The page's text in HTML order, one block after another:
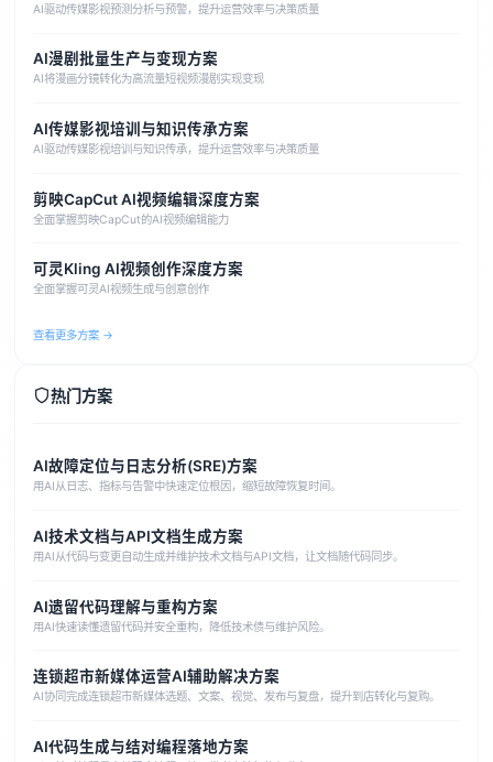
AI驱动传媒影视预测分析与预警，提升运营效率与决策质量
AI漫剧批量生产与变现方案
AI将漫画分镜转化为高流量短视频漫剧实现变现
AI传媒影视培训与知识传承方案
AI驱动传媒影视培训与知识传承，提升运营效率与决策质量
剪映CapCut AI视频编辑深度方案
全面掌握剪映CapCut的AI视频编辑能力
可灵Kling AI视频创作深度方案
全面掌握可灵AI视频生成与创意创作
查看更多方案 →
热门方案
AI故障定位与日志分析(SRE)方案
用AI从日志、指标与告警中快速定位根因，缩短故障恢复时间。
AI技术文档与API文档生成方案
用AI从代码与变更自动生成并维护技术文档与API文档，让文档随代码同步。
AI遗留代码理解与重构方案
用AI快速读懂遗留代码并安全重构，降低技术债与维护风险。
连锁超市新媒体运营AI辅助解决方案
AI协同完成连锁超市新媒体选题、文案、视觉、发布与复盘，提升到店转化与复购。
AI代码生成与结对编程落地方案